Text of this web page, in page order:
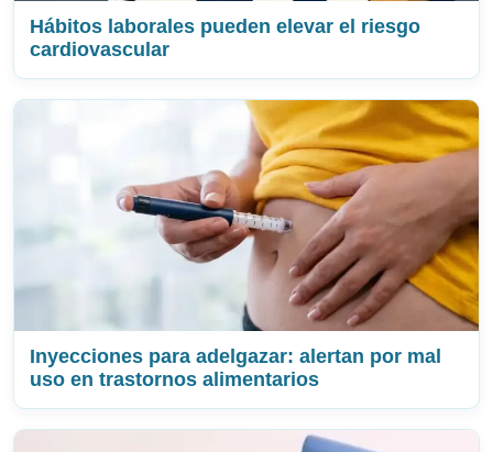
Hábitos laborales pueden elevar el riesgo
cardiovascular
Inyecciones para adelgazar: alertan por mal
uso en trastornos alimentarios